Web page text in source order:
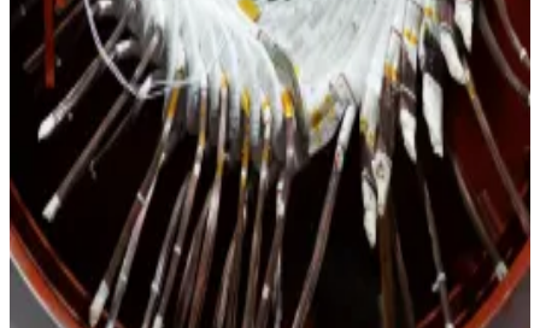
Técnicos en mantenimiento del estator de un
turbogenerador en planta
Inspección desde el interior del estator de un generador de
gran capacidad
Detalle de bobinas del estator y ventilador centrífugo de
generador síncrono
Espiral de cabezales de bobina del estator de un generador
con técnico al centro
Estator con barniz dorado de generador de gran capacidad
en carcasa azul
Bore del estator recién barnizado de un generador con